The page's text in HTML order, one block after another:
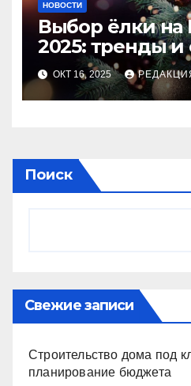
НОВОСТИ
Выбор ёлки на
2025: тренды и
идеального
ОКТ 16, 2025
Поиск
Свежие записи
Строительство дома под
планирование бюджета